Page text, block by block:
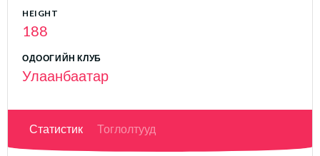
HEIGHT
188
ОДООГИЙН КЛУБ
Улаанбаатар
Статистик Тоглолтууд